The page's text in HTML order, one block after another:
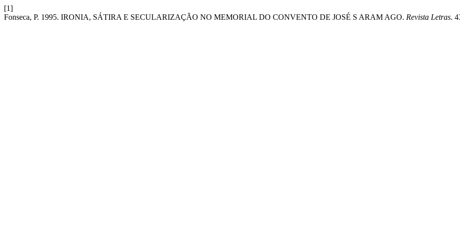
[1]
Fonseca, P. 1995. IRONIA, SÁTIRA E SECULARIZAÇÃO NO MEMORIAL DO CONVENTO DE JOSÉ S ARAM AGO. Revista Letras.